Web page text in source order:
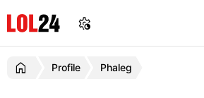
Profile Phaleg